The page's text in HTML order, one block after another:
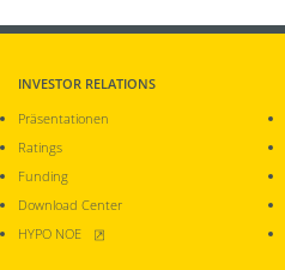
INVESTOR RELATIONS
Präsentationen
Ratings
Funding
Download Center
HYPO NOE, öffnet neues Fenster